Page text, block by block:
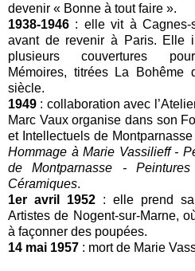
devenir « Bonne à tout faire ».
1938-1946 : elle vit à Cagnes-
avant de revenir à Paris. Elle
plusieurs couvertures
Mémoires, titrées La Bohême
siècle.
1949 : collaboration avec
Marc Vaux organise dans son
et Intellectuels de
Hommage à Marie Vassilieff -
de Montparnasse -
Céramiques.
1er avril 1952 : elle prend
Artistes de Nogent-sur-Marne,
à façonner des poupées.
14 mai 1957 : mort de Marie